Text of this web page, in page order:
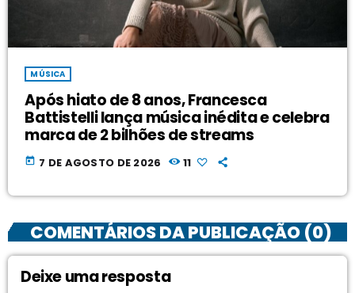
MÚSICA
Após hiato de 8 anos, Francesca
Battistelli lança música inédita e celebra
marca de 2 bilhões de streams
today 7 DE AGOSTO DE 2026 11
COMENTÁRIOS DA PUBLICAÇÃO (0)
Deixe uma resposta